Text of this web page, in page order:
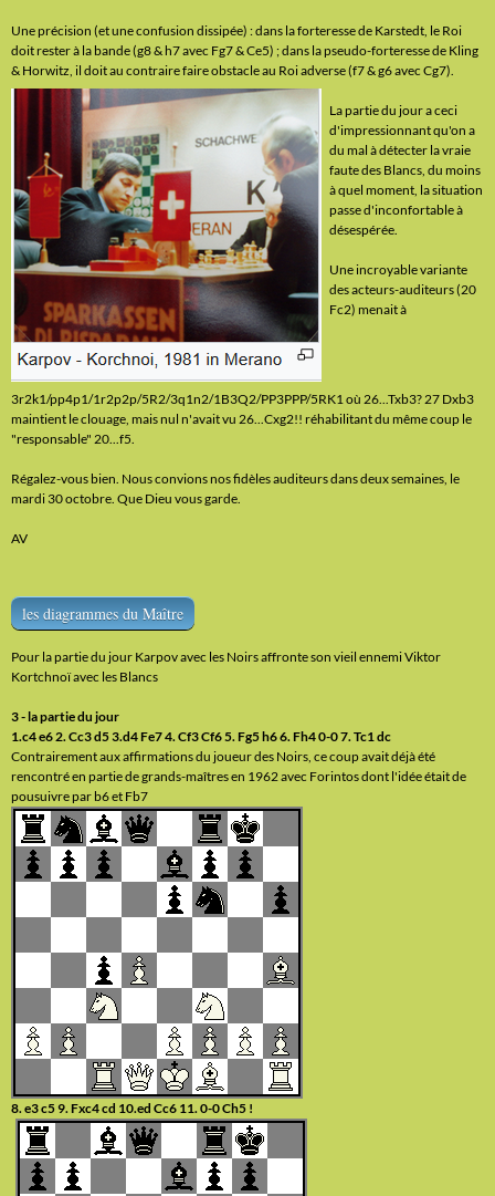
Une précision (et une confusion dissipée) : dans la forteresse de Karstedt, le Roi
doit rester à la bande (g8 & h7 avec Fg7 & Ce5) ; dans la pseudo-forteresse de Kling
& Horwitz, il doit au contraire faire obstacle au Roi adverse (f7 & g6 avec Cg7).
La partie du jour a ceci
d'impressionnant qu'on a
du mal à détecter la vraie
faute des Blancs, du moins
à quel moment, la situation
passe d'inconfortable à
désespérée.
Une incroyable variante
des acteurs-auditeurs (20
Fc2) menait à
3r2k1/pp4p1/1r2p2p/5R2/3q1n2/1B3Q2/PP3PPP/5RK1 où 26...Txb3? 27 Dxb3
maintient le clouage, mais nul n'avait vu 26...Cxg2!! réhabilitant du même coup le
"responsable" 20...f5.
Régalez-vous bien. Nous convions nos fidèles auditeurs dans deux semaines, le
mardi 30 octobre. Que Dieu vous garde.
AV
les diagrammes du Maître
Pour la partie du jour Karpov avec les Noirs affronte son vieil ennemi Viktor
Kortchnoï avec les Blancs
3 - la partie du jour
1.c4 e6 2. Cc3 d5 3.d4 Fe7 4. Cf3 Cf6 5. Fg5 h6 6. Fh4 0-0 7. Tc1 dc
Contrairement aux affirmations du joueur des Noirs, ce coup avait déjà été
rencontré en partie de grands-maîtres en 1962 avec Forintos dont l'idée était de
pousuivre par b6 et Fb7
8. e3 c5 9. Fxc4 cd 10.ed Cc6 11. 0-0 Ch5 !